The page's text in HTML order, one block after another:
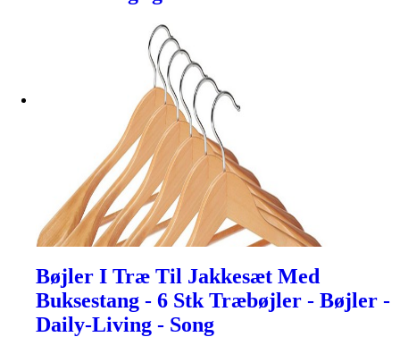
Bøjler I Træ Til Jakkesæt Med
Buksestang - 6 Stk Træbøjler - Bøjler -
Daily-Living - Song